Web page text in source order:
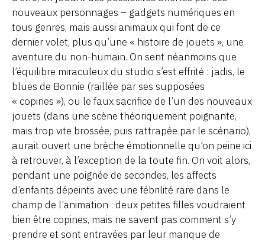
nouveaux personnages – gadgets numériques en
tous genres, mais aussi animaux qui font de ce
dernier volet, plus qu’une « histoire de jouets », une
aventure du non-humain. On sent néanmoins que
l’équilibre miraculeux du studio s’est effrité : jadis, le
blues de Bonnie (raillée par ses supposées
« copines »), ou le faux sacrifice de l’un des nouveaux
jouets (dans une scène théoriquement poignante,
mais trop vite brossée, puis rattrapée par le scénario),
aurait ouvert une brèche émotionnelle qu’on peine ici
à retrouver, à l’exception de la toute fin. On voit alors,
pendant une poignée de secondes, les affects
d’enfants dépeints avec une fébrilité rare dans le
champ de l’animation : deux petites filles voudraient
bien être copines, mais ne savent pas comment s’y
prendre et sont entravées par leur manque de